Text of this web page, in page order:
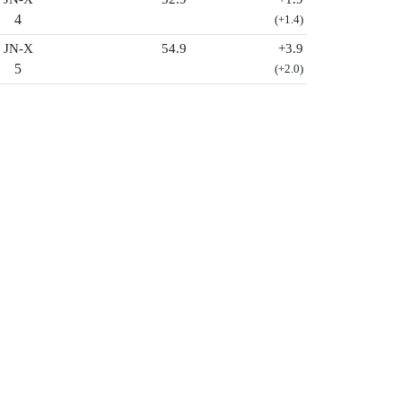
4 (+1.4)
JN-X
5
54.9 +3.9
(+2.0)